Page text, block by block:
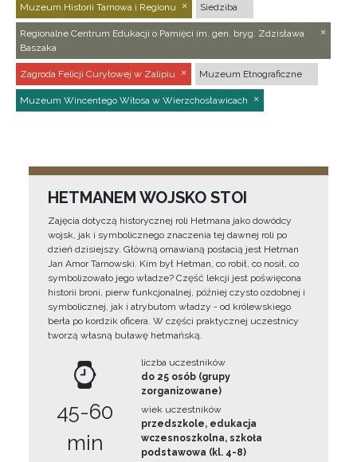
Muzeum Historii Tarnowa i Regionu Siedziba
Regionalne Centrum Edukacji o Pamięci im. gen. bryg. Zdzisława
Baszaka
Zagroda Felicji Curyłowej w Zalipiu Muzeum Etnograficzne
Muzeum Wincentego Witosa w Wierzchosławicach
HETMANEM WOJSKO STOI
Zajęcia dotyczą historycznej roli Hetmana jako dowódcy
wojsk, jak i symbolicznego znaczenia tej dawnej roli po
dzień dzisiejszy. Główną omawianą postacią jest Hetman
Jan Amor Tarnowski. Kim był Hetman, co robił, co nosił, co
symbolizowało jego władze? Część lekcji jest poświęcona
historii broni, pierw funkcjonalnej, później czysto ozdobnej i
symbolicznej, jak i atrybutom władzy - od królewskiego
berła po kordzik oficera. W części praktycznej uczestnicy
tworzą własną buławę hetmańską.
45-60
min
liczba uczestników
do 25 osób (grupy
zorganizowane)
wiek uczestników
przedszkole, edukacja
wczesnoszkolna, szkoła
podstawowa (kl. 4-8)